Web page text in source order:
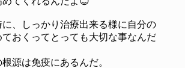
、しっかり治療出来る様に自分の
おくってとっても大切な事なんだ
源は免疫にあるんだ。